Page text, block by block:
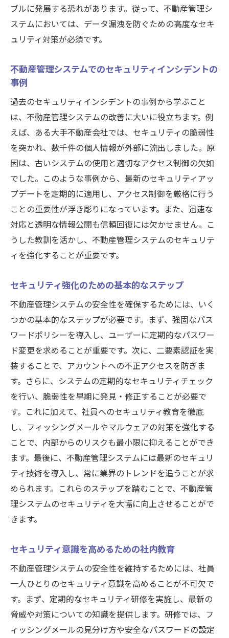
不動産管理システムのセキュリティアップデー
トの重要性
定期的なアップデートの必要性
アップデートに伴うシステムテストの実施
アップデート履歴の管理と記録
ユーザーへのアップデート通知と教育
クラウドベースの不動産管理システムが提供す
るセキュリティの利点
クラウドセキュリティの基本概念
災害対策としてのクラウドバックアップ
スケーラブルなセキュリティソリューショ
アクセスログの監視と分析
データセンターの物理的セキュリティ対策
不動産管理システムの信頼性を高めるための必
須セキュリティ対策
多層防御の概念と適用方法
セキュリティインシデントの早期発見と対
応
セキュリティプロトコルの定期見直し
外部セキュリティ専門家による監査
内部的なセキュリティトレーニングプログ
セキュリティ対策の継続的改善サイクル
ブルに発展する恐れがあります。従って、不動産管理シ
ステムにおいては、データ漏洩を防ぐための高度なセキ
ュリティ対策が必須です。
不動産管理システムでのセキュリティインシデントの
事例
過去のセキュリティインシデントの事例から学ぶこと
は、不動産管理システムの改善に大いに役立ちます。例
えば、ある大手不動産会社では、セキュリティの脆弱性
を突かれ、数千件の個人情報が外部に流出しました。原
因は、古いシステムの使用と適切なアクセス制御の欠如
でした。このような事例から、最新のセキュリティアッ
プデートを定期的に適用し、アクセス制御を厳格に行う
ことの重要性が浮き彫りになっています。また、迅速な
対応と透明な情報公開も信頼回復には欠かせません。こ
うした教訓を活かし、不動産管理システムのセキュリテ
ィを強化することが重要です。
セキュリティ強化のための基本的なステップ
不動産管理システムの安全性を確保するためには、いく
つかの基本的なステップが必要です。まず、強固なパス
ワードポリシーを導入し、ユーザーに定期的なパスワー
ド変更を求めることが重要です。次に、二要素認証を実
装することで、アカウントへの不正アクセスを防ぎま
す。さらに、システムの定期的なセキュリティチェック
を行い、脆弱性を早期に発見・修正することが必要で
す。これに加えて、社員へのセキュリティ教育を徹底
し、フィッシングメールやマルウェアの対策を強化する
ことで、内部からのリスクも最小限に抑えることができ
ます。最後に、不動産管理システムには最新のセキュリ
ティ技術を導入し、常に業界のトレンドを追うことが求
められます。これらのステップを踏むことで、不動産管
理システムのセキュリティを大幅に向上させることがで
きます。
セキュリティ意識を高めるための社内教育
不動産管理システムの安全性を維持するためには、社員
一人ひとりのセキュリティ意識を高めることが不可欠で
す。まず、定期的なセキュリティ研修を実施し、最新の
脅威や対策についての知識を提供します。研修では、フ
ィッシングメールの見分け方や安全なパスワードの設定